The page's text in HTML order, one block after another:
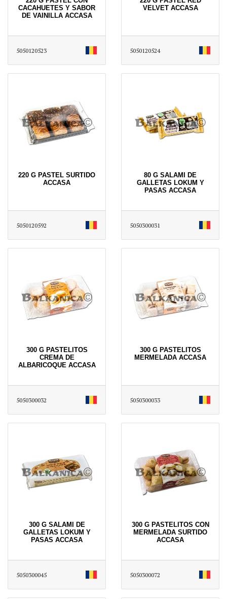
CACAHUETES Y SABOR
DE VAINILLA ACCASA
5050120523
VELVET ACCASA
5050120524
220 G PASTEL SURTIDO
ACCASA
5050120592
80 G SALAMI DE
GALLETAS LOKUM Y
PASAS ACCASA
5050300031
300 G PASTELITOS
CREMA DE
ALBARICOQUE ACCASA
5050300032
300 G PASTELITOS
MERMELADA ACCASA
5050300033
300 G SALAMI DE
GALLETAS LOKUM Y
PASAS ACCASA
5050300045
300 G PASTELITOS CON
MERMELADA SURTIDO
ACCASA
5050300072